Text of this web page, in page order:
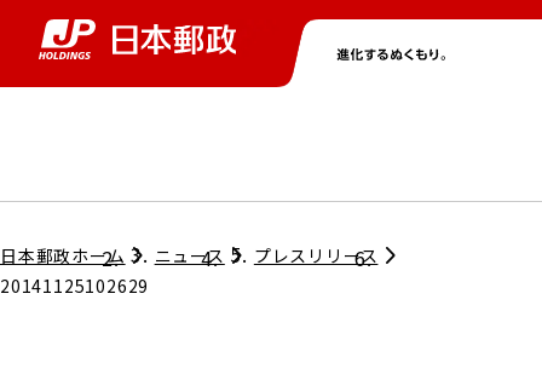
グループ情報トップ
株主・投資家情報トップ
ニューストップ
サステナビリティトップ
採用情報トップ
日本郵政ホーム ニュース
プレスリリース
20141125102629